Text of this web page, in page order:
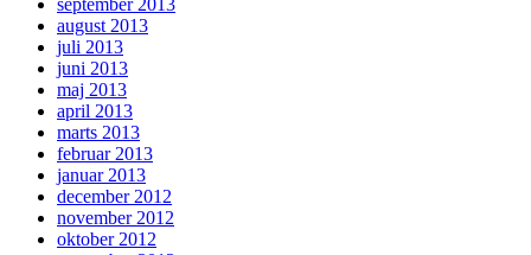
september 2013
august 2013
juli 2013
juni 2013
maj 2013
april 2013
marts 2013
februar 2013
januar 2013
december 2012
november 2012
oktober 2012